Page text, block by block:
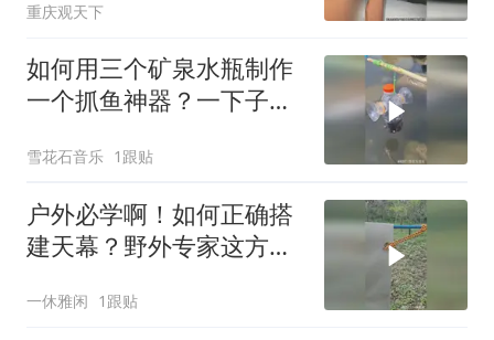
重庆观天下
如何用三个矿泉水瓶制作
一个抓鱼神器？一下子竟
雪花石音乐 1跟贴
户外必学啊！如何正确搭
建天幕？野外专家这方法
一休雅闲 1跟贴